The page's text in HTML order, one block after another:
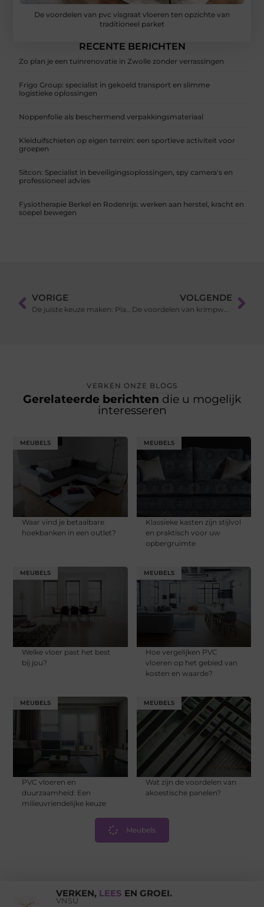
De voordelen van pvc visgraat vloeren ten opzichte van
traditioneel parket
RECENTE BERICHTEN
Zo plan je een tuinrenovatie in Zwolle zonder verrassingen
Frigo Group: specialist in gekoeld transport en slimme
logistieke oplossingen
Noppenfolie als beschermend verpakkingsmateriaal
Kleiduifschieten op eigen terrein: een sportieve activiteit voor
groepen
Sitcon: Specialist in beveiligingsoplossingen, spy camera's en
professioneel advies
Fysiotherapie Berkel en Rodenrijs: werken aan herstel, kracht en
soepel bewegen
VORIGE
De juiste keuze maken: Platforms om een website op te bouwen
VOLGENDE
De voordelen van krimpwapening bij cementdekvloeren
VERKEN ONZE BLOGS
Gerelateerde berichten die u mogelijk
interesseren
MEUBELS
Waar vind je betaalbare
hoekbanken in een outlet?
MEUBELS
Klassieke kasten zijn stijlvol
en praktisch voor uw
opbergruimte
MEUBELS
Welke vloer past het best
bij jou?
MEUBELS
Hoe vergelijken PVC
vloeren op het gebied van
kosten en waarde?
MEUBELS
PVC vloeren en
duurzaamheid: Een
milieuvriendelijke keuze
MEUBELS
Wat zijn de voordelen van
akoestische panelen?
Meubels
VERKEN, LEES EN GROEI.
VNSU